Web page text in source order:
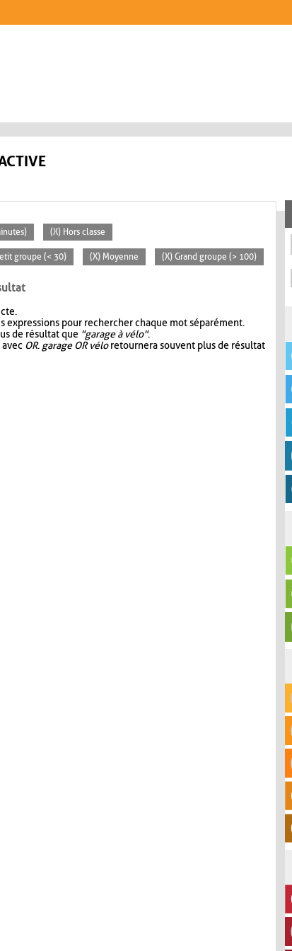
(X) Hors classe
groupe (< 30) (X) Moyenne (X) Grand groupe (> 100)
expressions pour rechercher chaque mot séparément.
de résultat que "garage à vélo".
OR. garage OR véloretournera souvent plus de résultat